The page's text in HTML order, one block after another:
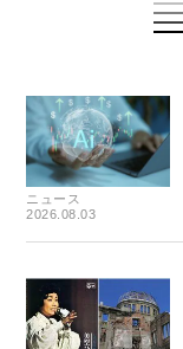
ニュース
2026.08.03